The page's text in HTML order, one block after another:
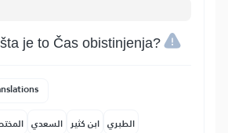
je to Čas obistinjenja?
السعدي ابن كثير الطبري